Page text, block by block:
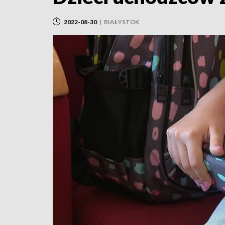
2022-08-30 | BIAŁYSTOK